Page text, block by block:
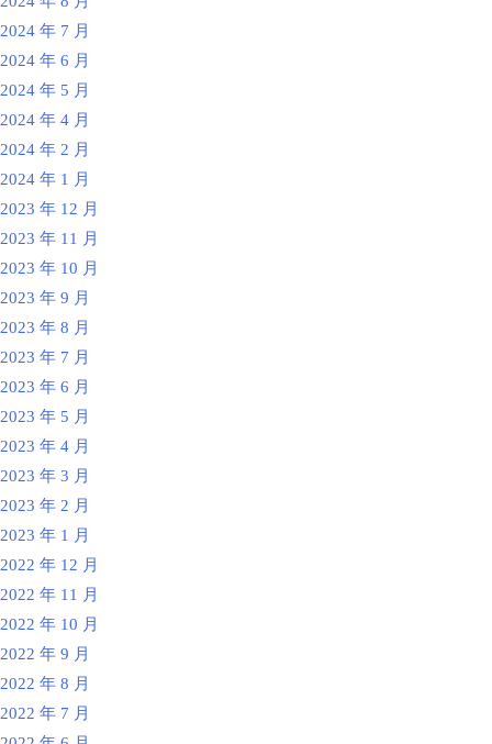
2024 年 7 月
2024 年 6 月
2024 年 5 月
2024 年 4 月
2024 年 2 月
2024 年 1 月
2023 年 12 月
2023 年 11 月
2023 年 10 月
2023 年 9 月
2023 年 8 月
2023 年 7 月
2023 年 6 月
2023 年 5 月
2023 年 4 月
2023 年 3 月
2023 年 2 月
2023 年 1 月
2022 年 12 月
2022 年 11 月
2022 年 10 月
2022 年 9 月
2022 年 8 月
2022 年 7 月